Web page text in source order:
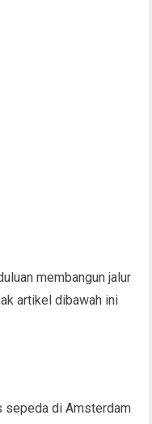
membangun jalur
artikel dibawah ini
sepeda di Amsterdam